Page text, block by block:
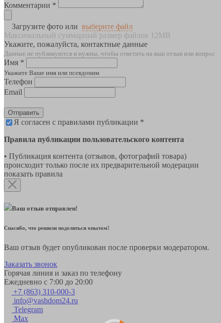
Комментарии *
Загрузите фото или выберите файл
Максимальный суммарный размер файлов 12MB
Укажите, пожалуйста, контактные данные
Данные не публикуются и нужны, чтобы ответить на ваш отзыв или вопрос
Имя *
Укажите Ваше имя или псевдоним
Телефон
Email
Отправить
Я согласен с правилами публикации *
Правила публикации пользовательского контента
• Публикация контента (отзывов, фотографий товара)
происходит только после их предварительной модерации
показать правила
Ваш отзыв отправлен!
Спасибо, что решили поделиться опытом!
Ваш отзыв будет опубликован после проверки модератором.
Заказать звонок
Горячая линия и заказ по телефону
Ежедневно с 7:00 до 20:00
+7 (863) 310-000-3
info@vashdom24.ru
Telegram
Max